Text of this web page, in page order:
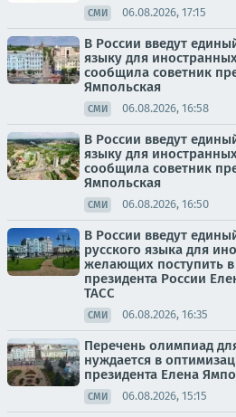
СМИ 06.08.2026, 17:15
В России введут
языку для
сообщила советник
Ямпольская
СМИ 06.08.2026, 16:58
В России введут
языку для
сообщила советник
Ямпольская
СМИ 06.08.2026, 16:50
В России введут
русского языка для
желающих поступить
президента России
ТАСС
СМИ 06.08.2026, 16:35
Перечень олимпиад
нуждается в
президента Елена
СМИ 06.08.2026, 15:15